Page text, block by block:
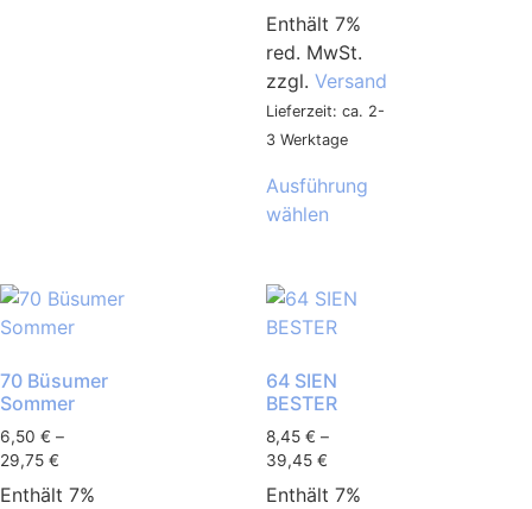
Enthält 7%
red. MwSt.
zzgl. Versand
Lieferzeit: ca. 2-
3 Werktage
Ausführung
wählen
70 Büsumer
Sommer
6,50 € –
29,75 €
Enthält 7%
64 SIEN
BESTER
8,45 € –
39,45 €
Enthält 7%